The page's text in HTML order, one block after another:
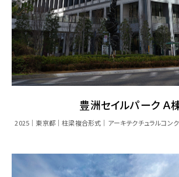
豊洲セイルパーク Ａ
2025 東京都 柱梁複合形式 アーキテクチュラルコン